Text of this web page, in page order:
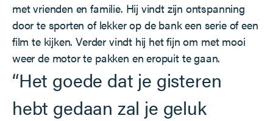
met vrienden en familie. Hij vindt zijn ontspanning
door te sporten of lekker op de bank een serie of een
film te kijken. Verder vindt hij het fijn om met mooi
weer de motor te pakken en eropuit te gaan.
“Het goede dat je gisteren
hebt gedaan zal je geluk